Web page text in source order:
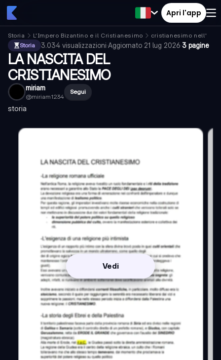
Apri l'app
Storia L'Impero Bizantino e il Cristianesimo
cristianesimo
Storia
3.034 visualizzazioni·Aggiornato 21 lug 2026·3 pagine
LA NASCITA DEL
CRISTIANESIMO
miriam
@miriam1234
Segui
storia
Vedi